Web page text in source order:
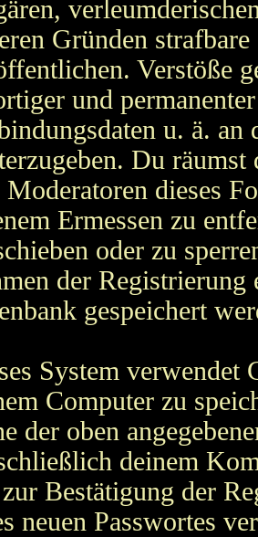
Gründen
Verstöße
und
u. ä.
Du
Moderatoren dieses
Ermessen zu
oder zu
der Registrierung
gespeichert
System verwendet
Computer zu
der oben
deinem
Bestätigung der
neuen Passwortes